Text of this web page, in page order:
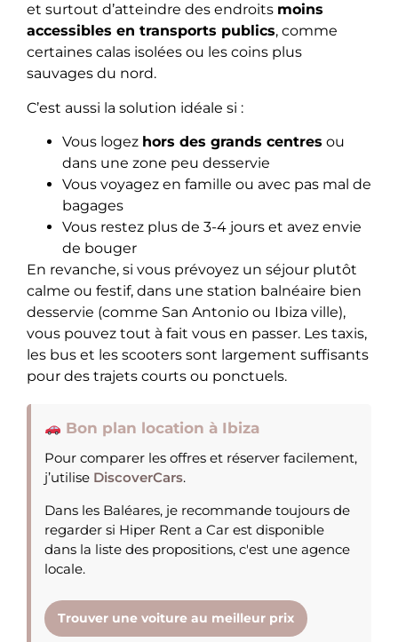
et surtout d’atteindre des endroits moins
accessibles en transports publics, comme
certaines calas isolées ou les coins plus
sauvages du nord.
C’est aussi la solution idéale si :
Vous logez hors des grands centres ou
dans une zone peu desservie
Vous voyagez en famille ou avec pas mal de
bagages
Vous restez plus de 3-4 jours et avez envie
de bouger
En revanche, si vous prévoyez un séjour plutôt
calme ou festif, dans une station balnéaire bien
desservie (comme San Antonio ou Ibiza ville),
vous pouvez tout à fait vous en passer. Les taxis,
les bus et les scooters sont largement suffisants
pour des trajets courts ou ponctuels.
Bon plan location à Ibiza
Pour comparer les offres et réserver facilement,
j’utilise DiscoverCars.
Dans les Baléares, je recommande toujours de
regarder si Hiper Rent a Car est disponible
dans la liste des propositions, c'est une agence
locale.
Trouver une voiture au meilleur prix